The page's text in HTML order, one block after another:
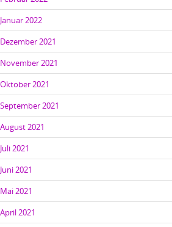
Januar 2022
Dezember 2021
November 2021
Oktober 2021
September 2021
August 2021
Juli 2021
Juni 2021
Mai 2021
April 2021